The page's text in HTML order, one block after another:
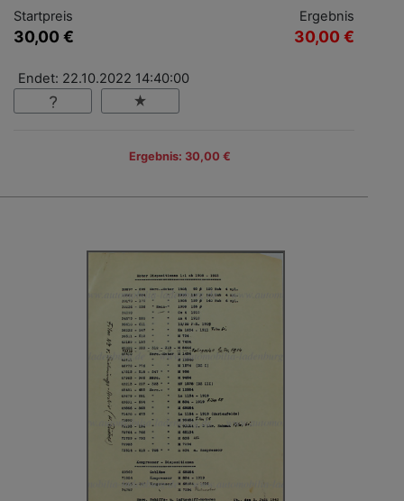
Startpreis
30,00 €
Ergebnis
30,00 €
Endet: 22.10.2022 14:40:00
Ergebnis: 30,00 €